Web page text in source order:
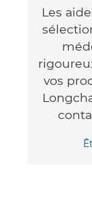
Les
vos